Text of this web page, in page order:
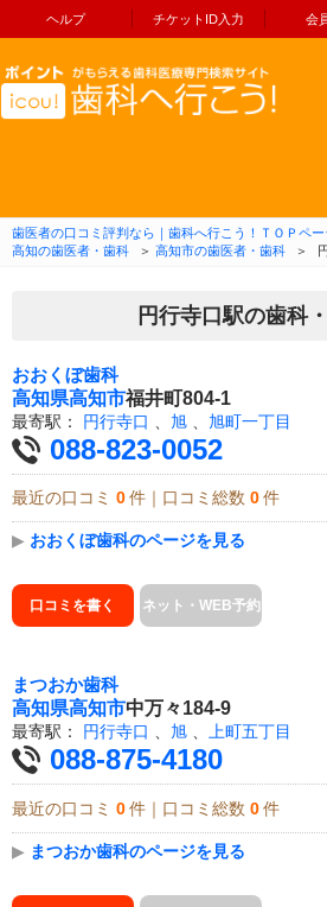
ヘルプ チケットID入力 会
コンテ
歯医者の口コミ評判なら｜歯科へ行こう！ＴＯＰペー
高知の歯医者・歯科
＞ 高知市の歯医者・歯科 ＞
円行寺口駅の歯科
おおくぼ歯科
高知県高知市福井町804-1
最寄駅： 円行寺口 旭 旭町一丁目
088-823-0052
最近の口コミ 0 件｜口コミ総数 0 件
▶ おおくぼ歯科のページを見る
口コミを書く ネット・WEB予約
まつおか歯科
高知県高知市中万々184-9
最寄駅： 円行寺口 、 旭 、 上町五丁目
088-875-4180
最近の口コミ 0 件｜口コミ総数 0 件
▶ まつおか歯科のページを見る